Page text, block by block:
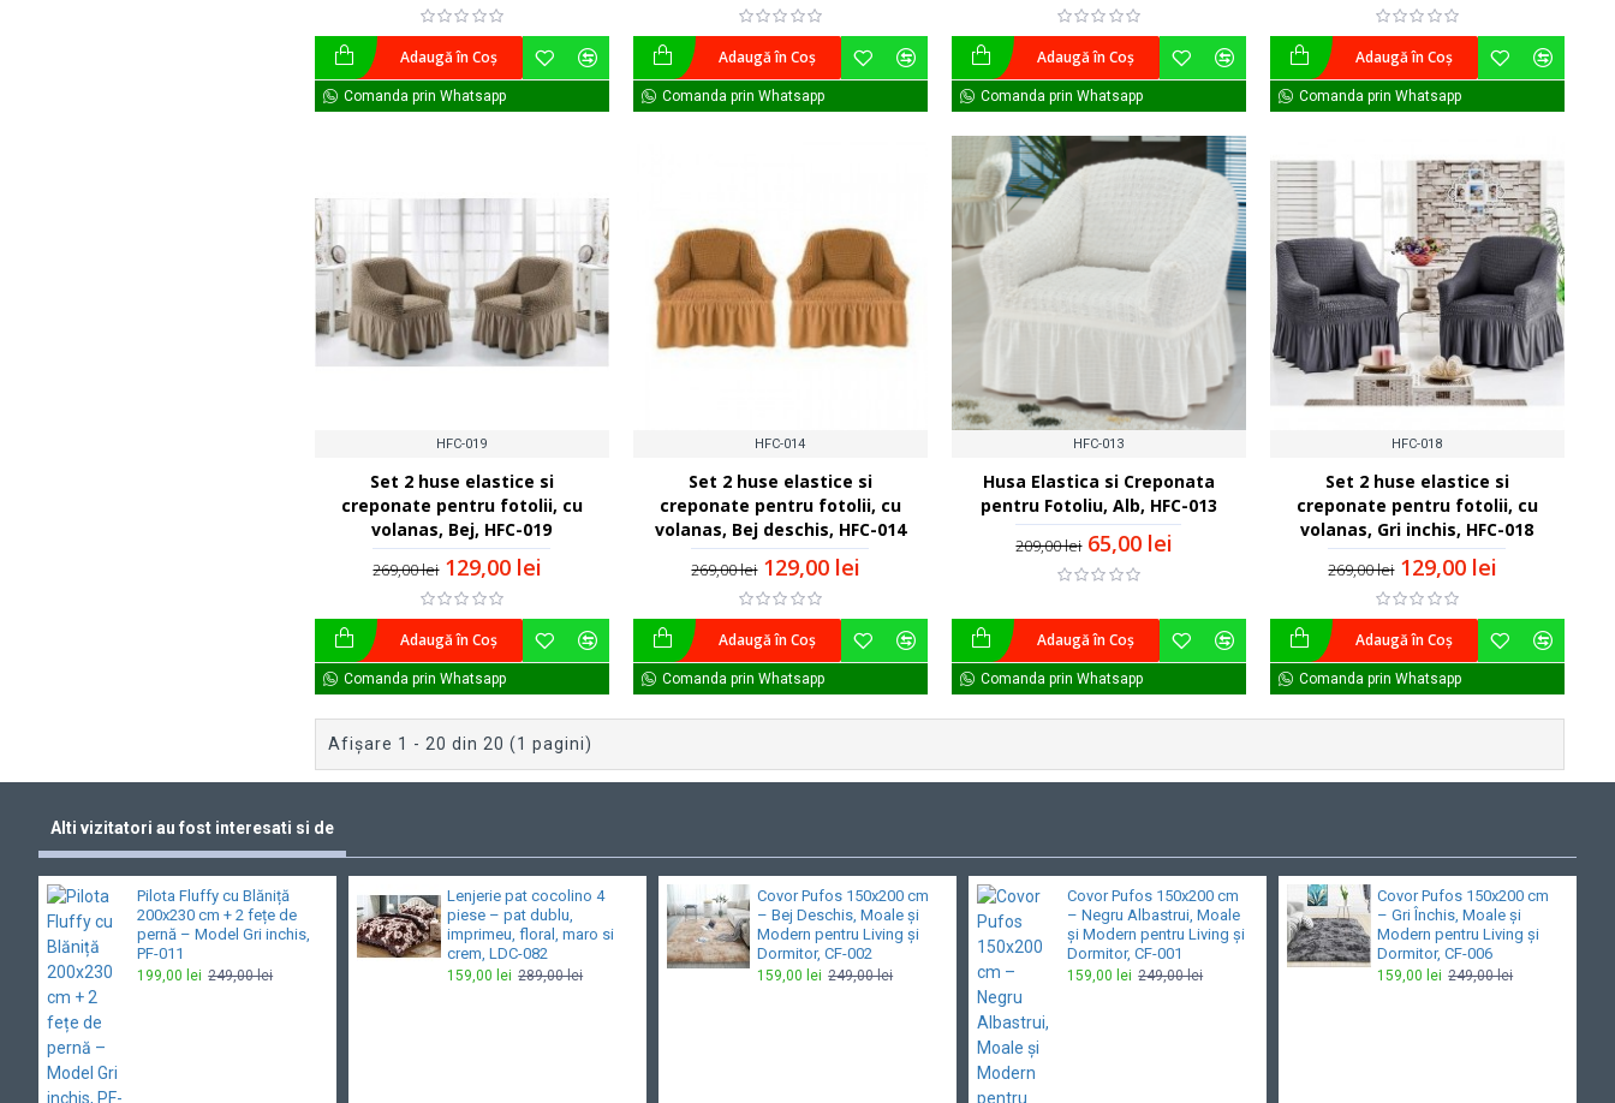
Adaugă în Coş
Comanda prin Whatsapp
Adaugă în Coş
Comanda prin Whatsapp
Adaugă în Coş
Comanda prin Whatsapp
Adaugă în Coş
Comanda prin Whatsapp
HFC-019
Set 2 huse elastice si
creponate pentru fotolii, cu
volanas, Bej, HFC-019
269,00 lei 129,00 lei
Adaugă în Coş
Comanda prin Whatsapp
HFC-014
Set 2 huse elastice si
creponate pentru fotolii, cu
volanas, Bej deschis, HFC-014
269,00 lei 129,00 lei
Adaugă în Coş
Comanda prin Whatsapp
HFC-013
Husa Elastica si Creponata
pentru Fotoliu, Alb, HFC-013
209,00 lei 65,00 lei
Adaugă în Coş
Comanda prin Whatsapp
HFC-018
Set 2 huse elastice si
creponate pentru fotolii, cu
volanas, Gri inchis, HFC-018
269,00 lei 129,00 lei
Adaugă în Coş
Comanda prin Whatsapp
Afişare 1 - 20 din 20 (1 pagini)
Alti vizitatori au fost interesati si de
Pilota Fluffy cu Blăniță
200x230 cm + 2 fețe de
pernă – Model Gri inchis,
PF-011
199,00 lei 249,00 lei
Lenjerie pat cocolino 4
piese – pat dublu,
imprimeu, floral, maro si
crem, LDC-082
159,00 lei 289,00 lei
Covor Pufos 150x200 cm
– Bej Deschis, Moale și
Modern pentru Living și
Dormitor, CF-002
159,00 lei 249,00 lei
Covor Pufos 150x200 cm
– Negru Albastrui, Moale
și Modern pentru Living și
Dormitor, CF-001
159,00 lei 249,00 lei
Covor Pufos 150x200 cm
– Gri Închis, Moale și
Modern pentru Living și
Dormitor, CF-006
159,00 lei 249,00 lei